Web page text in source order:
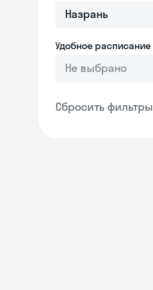
Удобное расписание
Не выбрано
Сбросить фильтры